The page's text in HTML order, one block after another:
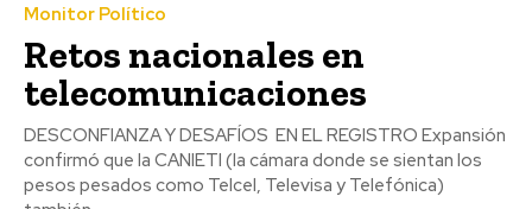
Monitor Político
Retos nacionales en
telecomunicaciones
DESCONFIANZA Y DESAFÍOS EN EL REGISTRO Expansión
confirmó que la CANIETI (la cámara donde se sientan los
pesos pesados como Telcel, Televisa y Telefónica)